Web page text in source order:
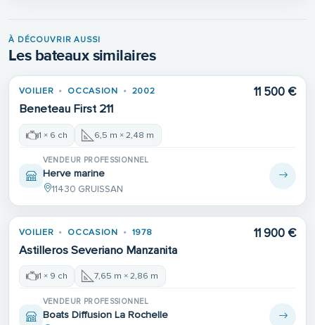
À DÉCOUVRIR AUSSI
Les bateaux similaires
VOILIER OCCASION 2002
Beneteau First 211
11 500 €
1 × 6 ch 6,5 m × 2,48 m
VENDEUR PROFESSIONNEL
Herve marine
11430 GRUISSAN
VOILIER OCCASION 1978
Astilleros Severiano Manzanita
11 900 €
1 × 9 ch 7,65 m × 2,86 m
VENDEUR PROFESSIONNEL
Boats Diffusion La Rochelle